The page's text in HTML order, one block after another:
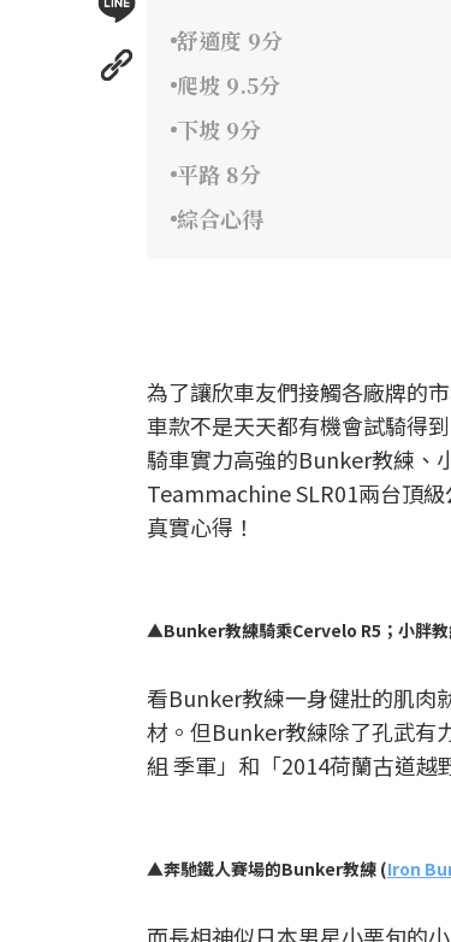
舒適度 9分
爬坡 9.5分
下坡 9分
平路 8分
綜合心得
為了讓欣車友們接觸各廠牌的
車款不是天天都有機會試騎得
騎車實力高強的Bunker教練、
Teammachine SLR01兩台頂
真實心得！
▲Bunker教練騎乘Cervelo R5；小胖
看Bunker教練一身健壯的肌肉
材。但Bunker教練除了孔武有
組 季軍」和「2014荷蘭古道越
▲奔馳鐵人賽場的Bunker教練 (Iron